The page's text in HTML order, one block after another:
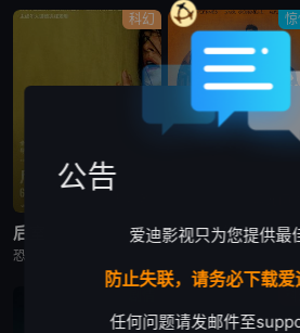
科幻
后室 惊
公告
爱迪影视只为您提供最
防止失联，请务必下载
任何问题请发邮件至